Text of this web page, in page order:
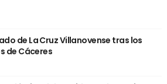
de La Cruz Villanovense tras los
de Cáceres